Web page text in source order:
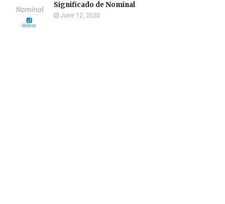
Significado de Nominal
June 12, 2020